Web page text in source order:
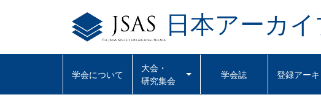
日本アーカ
学会について
大会・
研究集会
学会誌 登録アーキ